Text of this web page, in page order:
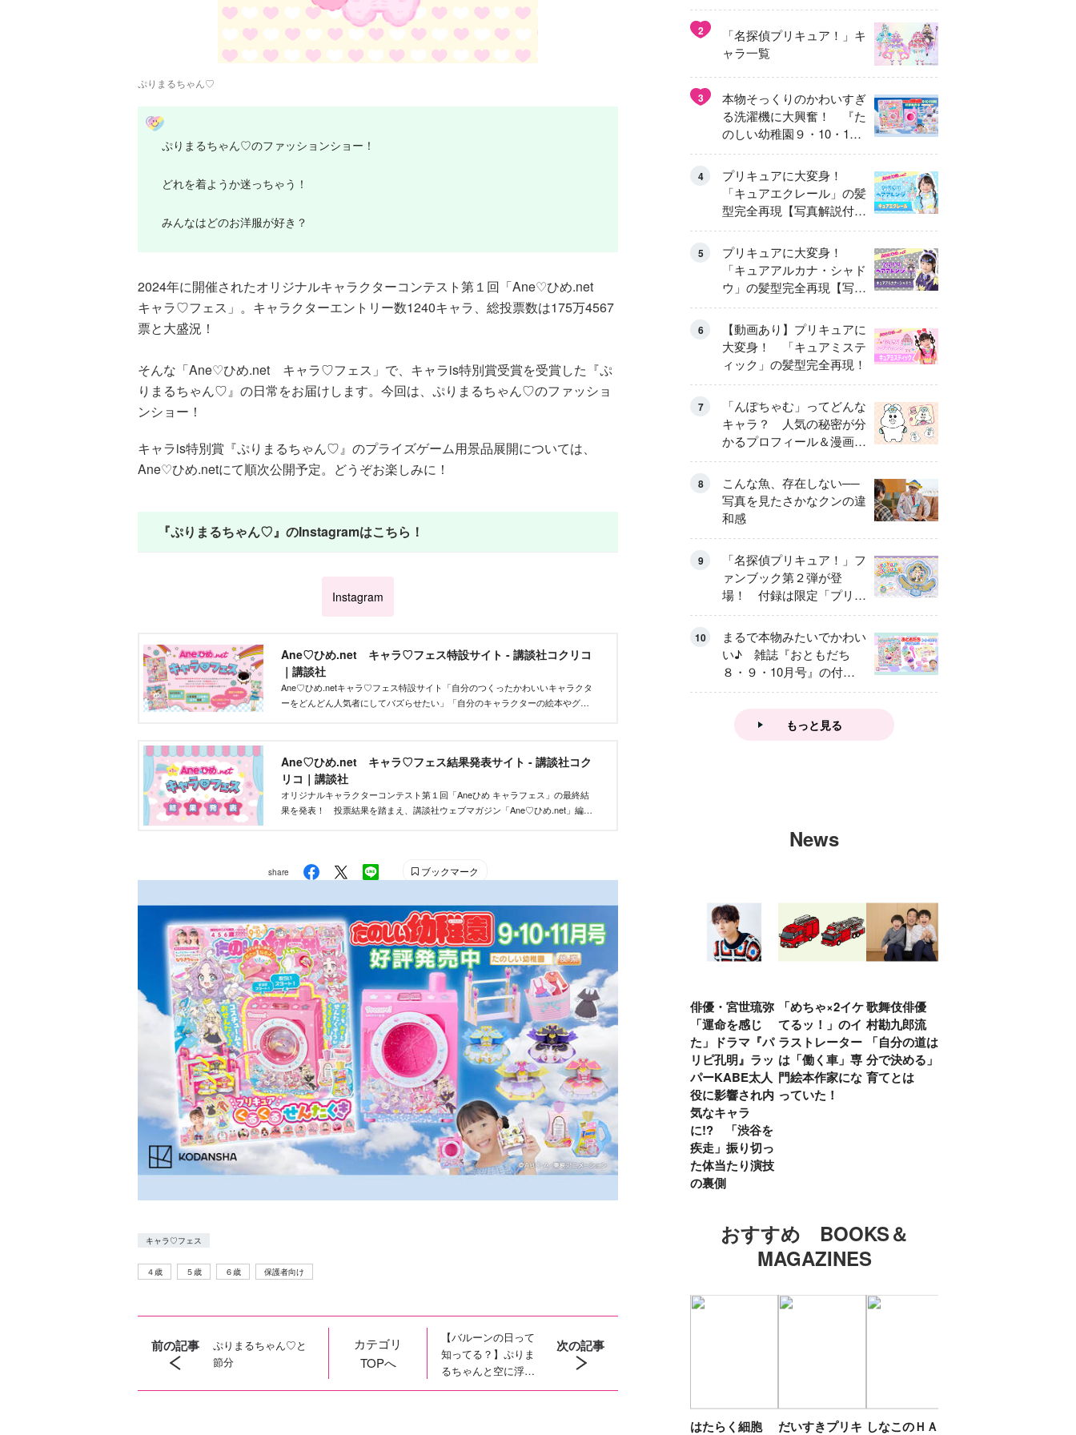
ぷりまるちゃん♡
ぷりまるちゃん♡のファッションショー！
どれを着ようか迷っちゃう！
みんなはどのお洋服が好き？
2024年に開催されたオリジナルキャラクターコンテスト第１回「Ane♡ひめ.net
キャラ♡フェス」。キャラクターエントリー数1240キャラ、総投票数は175万4567
票と大盛況！
そんな「Ane♡ひめ.net キャラ♡フェス」で、キャラis特別賞受賞を受賞した『ぷ
りまるちゃん♡』の日常をお届けします。今回は、ぷりまるちゃん♡のファッショ
ンショー！
キャラis特別賞『ぷりまるちゃん♡』のプライズゲーム用景品展開については、
Ane♡ひめ.netにて順次公開予定。どうぞお楽しみに！
『ぷりまるちゃん♡』のInstagramはこちら！
Instagram
Ane♡ひめ.net キャラ♡フェス特設サイト - 講談社コクリコ
｜講談社
Ane♡ひめ.netキャラ♡フェス特設サイト「自分のつくったかわいいキャラクタ
ーをどんどん人気者にしてバズらせたい」「自分のキャラクターの絵本やグッ
Ane♡ひめ.net キャラ♡フェス結果発表サイト - 講談社コク
リコ｜講談社
オリジナルキャラクターコンテスト第１回「Aneひめ キャラフェス」の最終結
果を発表！ 投票結果を踏まえ、講談社ウェブマガジン「Ane♡ひめ.net」編集
share ブックマーク
キャラ♡フェス
４歳 ５歳 ６歳 保護者向け
前の記事
ぷりまるちゃん♡と
節分
カテゴリ
TOPへ
【バルーンの日って
知ってる？】ぷりま
るちゃんと空に浮か
ぶキラキラ風船！８
次の記事
異変
2
「名探偵プリキュア！」キ
ャラ一覧
3
本物そっくりのかわいすぎ
る洗濯機に大興奮！ 『た
のしい幼稚園９・10・11
月号』だけのオリジナル付
録「プリキュア くるくる
せんたくき」
4
プリキュアに大変身！
「キュアエクレール」の髪
型完全再現【写真解説付
き】
5
プリキュアに大変身！
「キュアアルカナ・シャド
ウ」の髪型完全再現【写真
解説付き】
6
【動画あり】プリキュアに
大変身！ 「キュアミステ
ィック」の髪型完全再現！
7
「んぽちゃむ」ってどんな
キャラ？ 人気の秘密が分
かるプロフィール＆漫画ま
とめ
8
こんな魚、存在しない──
写真を見たさかなクンの違
和感
9
「名探偵プリキュア！」フ
ァンブック第２弾が登
場！ 付録は限定「プリキ
ュアマコトジュエル キュ
アアルカナ・シャドウ ア
イスver.」 キュアエクレ
ールを大特集！
10
まるで本物みたいでかわい
い♪ 雑誌『おともだち
８・９・10月号』の付録
は『サーティワン アイス
もっと見る
News
俳優・宮世琉弥
「運命を感じ
た」ドラマ『パ
リピ孔明』ラッ
パーKABE太人
役に影響され内
気なキャラ
に!? 「渋谷を
疾走」振り切っ
た体当たり演技
の裏側
「めちゃ×2イケ
てるッ！」のイ
ラストレーター
は「働く車」専
門絵本作家にな
っていた！
歌舞伎俳優 中
村勘九郎流
「自分の道は自
分で決める」子
育てとは
おすすめ BOOKS＆
MAGAZINES
はたらく細胞
だいすきプリキ しなこのＨＡＰ